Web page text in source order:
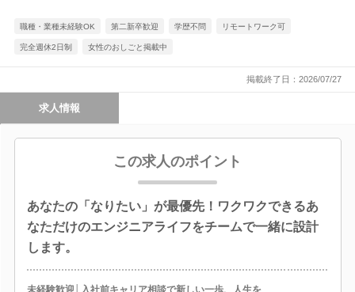
職種・業種未経験OK 第二新卒歓迎 学歴不問 リモートワーク可
完全週休2日制 女性のおしごと掲載中
掲載終了日：2026/07/27
求人情報
この求人のポイント
あなたの「なりたい」が最優先！ワクワクできるあ
なただけのエンジニアライフをチームで一緒に設計
します。
未経験歓迎│入社前キャリア相談で新しい一歩、人生を